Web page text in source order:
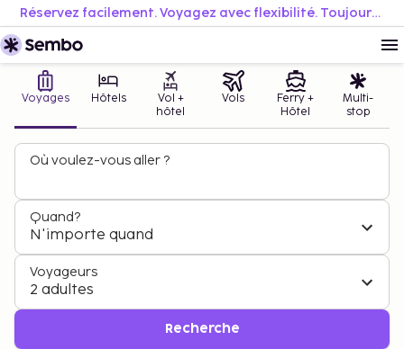
Réservez facilement. Voyagez avec flexibilité. Toujours au meilleur prix.
Voyages Hôtels
Vol +
hôtel
Vols
Ferry +
Hôtel
Multi-
stop
Où voulez-vous aller ?
Quand?
N'importe quand
Voyageurs
2 adultes
Recherche